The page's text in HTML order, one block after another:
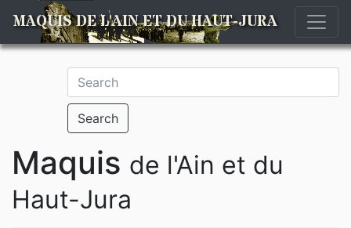
MAQUIS DE L'AIN ET DU HAUT-JURA
Search
Maquis de l'Ain et du
Haut-Jura